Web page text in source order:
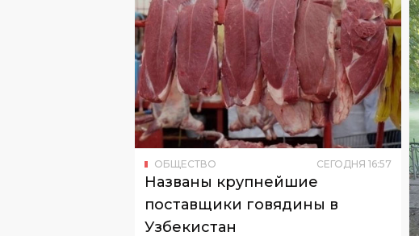
ОБЩЕСТВО СЕГОДНЯ 16:57
Названы крупнейшие
поставщики говядины в
Узбекистан